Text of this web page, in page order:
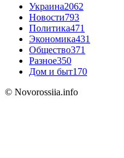
Украина2062
Новости793
Политика471
Экономика431
Общество371
Разное350
Дом и быт170
© Novorossiia.info